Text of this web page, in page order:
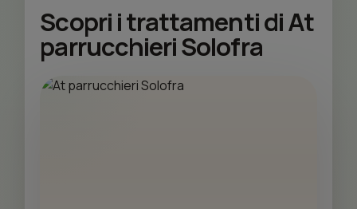
Scopri i trattamenti di At
parrucchieri Solofra